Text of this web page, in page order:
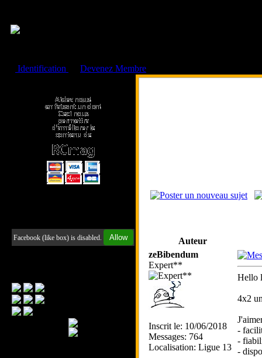
Identification
Devenez Membre
Facebook (like box) is disabled. Allow
Auteur
zeBibendum
Expert**
Inscrit le: 10/06/2018
Messages: 764
Localisation: Ligue 13
Hello
4x2
-
-
-